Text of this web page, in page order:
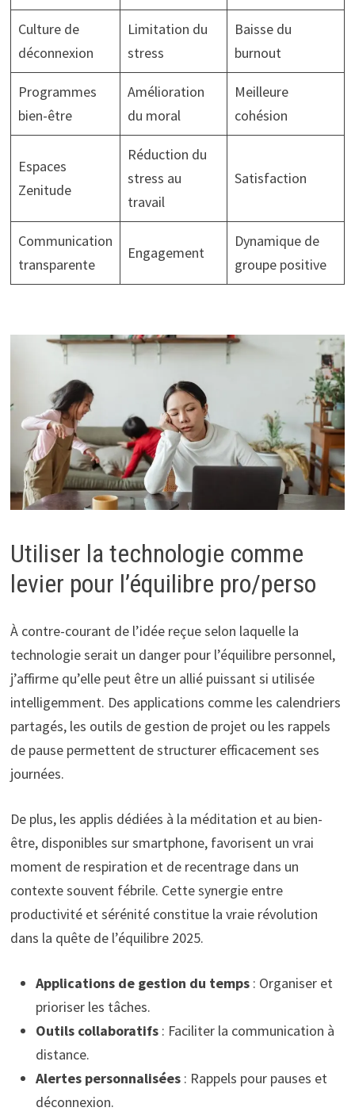
Culture de
déconnexion
Limitation du
stress
Baisse du
burnout
Programmes
bien-être
Amélioration
du moral
Meilleure
cohésion
Espaces
Zenitude
Réduction du
stress au
travail
Satisfaction
Communication
transparente
Engagement
Dynamique de
groupe positive
Utiliser la technologie comme
levier pour l’équilibre pro/perso
À contre-courant de l’idée reçue selon laquelle la
technologie serait un danger pour l’équilibre personnel,
j’affirme qu’elle peut être un allié puissant si utilisée
intelligemment. Des applications comme les calendriers
partagés, les outils de gestion de projet ou les rappels
de pause permettent de structurer efficacement ses
journées.
De plus, les applis dédiées à la méditation et au bien-
être, disponibles sur smartphone, favorisent un vrai
moment de respiration et de recentrage dans un
contexte souvent fébrile. Cette synergie entre
productivité et sérénité constitue la vraie révolution
dans la quête de l’équilibre 2025.
Applications de gestion du temps: Organiser et
prioriser les tâches.
Outils collaboratifs: Faciliter la communication à
distance.
Alertes personnalisées: Rappels pour pauses et
déconnexion.